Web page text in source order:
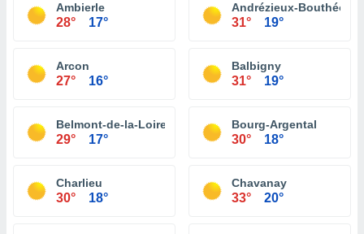
Ambierle
28° 17°
Andrézieux-Bouthéon
31° 19°
Arcon
27° 16°
Balbigny
31° 19°
Belmont-de-la-Loire
29° 17°
Bourg-Argental
30° 18°
Charlieu
30° 18°
Chavanay
33° 20°